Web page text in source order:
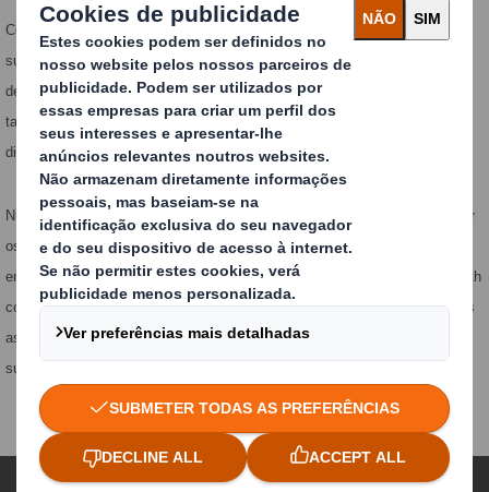
Com o seu foco no cliente e dando resposta à necessidade global de
substituição do plástico por soluções mais sustentáveis, esta nova linha
de embalagens da DS Smith apresenta-se num variado conjunto de
tamanhos e formatos que engloba desde as 250g até 1kg, em três gamas
distintas – Premium, Retail y Bio.
Numa altura em que um crescente número de consumidores está a alterar
os seus hábitos de compra de produtos frescos em função da respetiva
embalagem, influenciados pelo seu impacto no meio ambiente, a DS Smith
contínua a apostar no cartão canelado, gerador de valor ao longo de todas
as cadeias de fornecimento, proporcionando embalagens mais
sustentáveis e mais valorizadas.